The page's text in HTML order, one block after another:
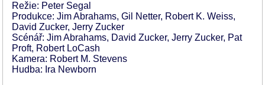
Režie: Peter Segal
Produkce: Jim Abrahams, Gil Netter, Robert K. Weiss,
David Zucker, Jerry Zucker
Scénář: Jim Abrahams, David Zucker, Jerry Zucker, Pat
Proft, Robert LoCash
Kamera: Robert M. Stevens
Hudba: Ira Newborn